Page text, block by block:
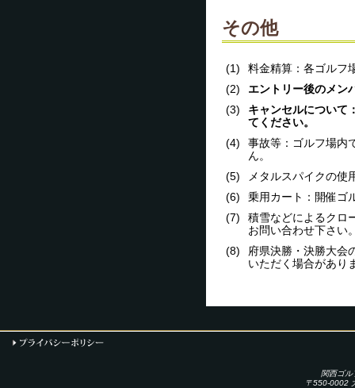
その他
(1)
料金精算：各ゴルフ
(2)
エントリー後のメン
(3)
キャンセルについて
てください。
(4)
事故等：ゴルフ場内
ん。
(5)
メタルスパイクの使
(6)
乗用カート：開催ゴ
(7)
積雪などによるクロ
お問い合わせ下さい
(8)
府県決勝・決勝大会
いただく場合があり
関西ゴ
〒550-0002